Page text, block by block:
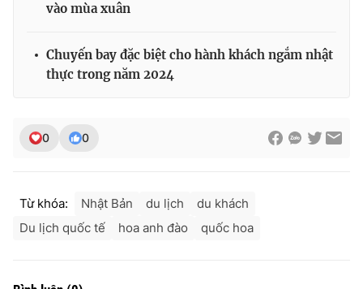
vào mùa xuân
Chuyến bay đặc biệt cho hành khách ngắm nhật
thực trong năm 2024
0 0
Từ khóa: Nhật Bản du lịch
du khách
Du lịch quốc tế
hoa anh đào quốc hoa